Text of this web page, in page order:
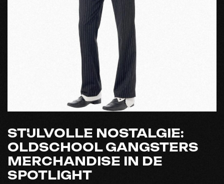
STIJLVOLLE NOSTALGIE:
OLDSCHOOL GANGSTERS
MERCHANDISE IN DE
SPOTLIGHT